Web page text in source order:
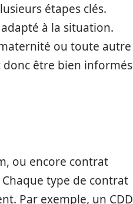
étapes clés.
à la situation.
maternité ou toute autre
donc être bien informés
ou encore contrat
type de contrat
Par exemple, un CDD